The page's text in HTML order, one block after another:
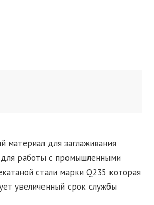
материал для заглаживания
для работы с промышленными
стали марки Q235 которая
увеличенный срок службы